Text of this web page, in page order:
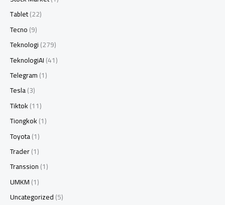
Tablet(22)
Tecno(9)
Teknologi(279)
TeknologiAI(41)
Telegram(1)
Tesla(3)
Tiktok(11)
Tiongkok(1)
Toyota(1)
Trader(1)
Transsion(1)
UMKM(1)
Uncategorized(5)